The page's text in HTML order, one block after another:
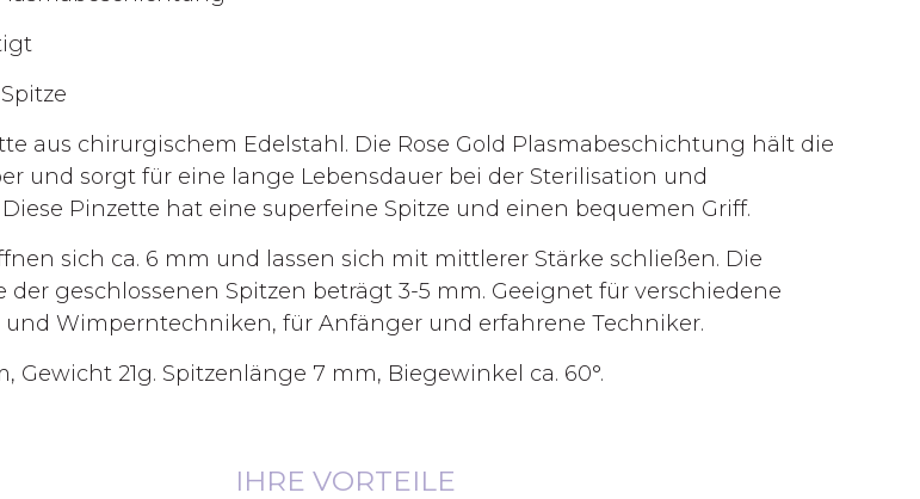
aus chirurgischem Edelstahl. Die Rose Gold Plasmabeschichtung hält die
und sorgt für eine lange Lebensdauer bei der Sterilisation und
Pinzette hat eine superfeine Spitze und einen bequemen Griff.
sich ca. 6 mm und lassen sich mit mittlerer Stärke schließen. Die
der geschlossenen Spitzen beträgt 3-5 mm. Geeignet für verschiedene
Wimperntechniken, für Anfänger und erfahrene Techniker.
Gewicht 21g. Spitzenlänge 7 mm, Biegewinkel ca. 60°.
IHRE VORTEILE